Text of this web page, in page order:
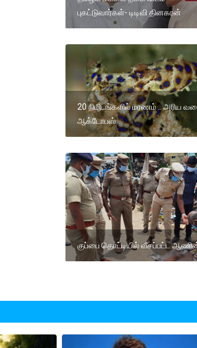
புகட்டுவார்கள்- டிடிவி தினகரன்
20 நிமிடங்களில் மரணம் .. அரிய
ஆக்டோபஸ்
குப்பை தொட்டியில் வீசப்பட்ட